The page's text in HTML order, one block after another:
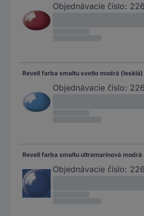
Objednávacie číslo:
Revell farba smaltu svetlo modrá (lesklá)
Objednávacie číslo:
Revell farba smaltu ultramarínová modrá
Objednávacie číslo: